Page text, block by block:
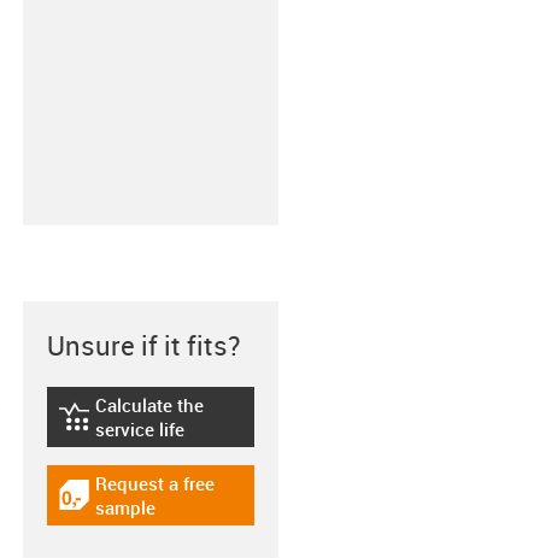
Unsure if it fits?
igus-icon-lebensdauerrechner
Calculate the
service life
igus-icon-gratismuster
Request a free
sample